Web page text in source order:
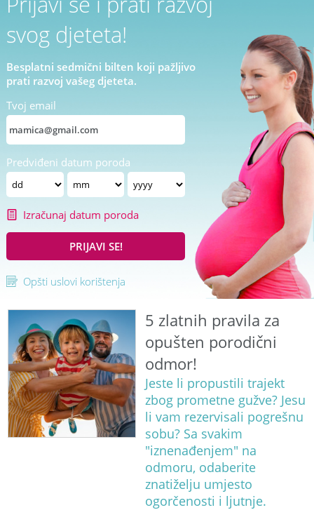
svog djeteta!
Besplatni sedmični bilten koji pažljivo
prati razvoj vašeg djeteta.
Tvoj email
Predviđeni datum poroda
Izračunaj datum poroda
PRIJAVI SE!
Opšti uslovi korištenja
5 zlatnih pravila za
opušten porodični
odmor!
Jeste li propustili trajekt
zbog prometne gužve? Jesu
li vam rezervisali pogrešnu
sobu? Sa svakim
"iznenađenjem" na
odmoru, odaberite
znatiželju umjesto
ogorčenosti i ljutnje.